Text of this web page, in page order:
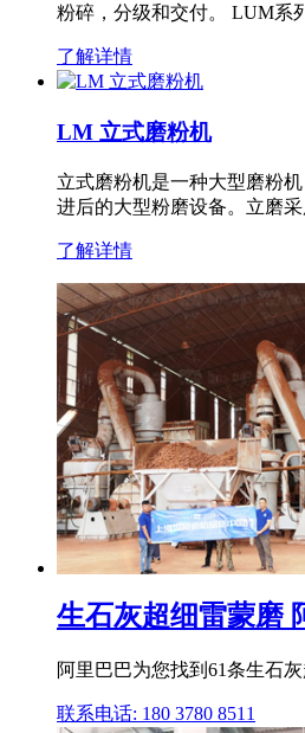
粉碎，分级和交付。 LUM系
了解详情
LM 立式磨粉机
立式磨粉机是一种大型磨粉
进后的大型粉磨设备。立磨
了解详情
生石灰超细雷蒙磨
阿里巴巴为您找到61条生石
联系电话: 180 3780 8511